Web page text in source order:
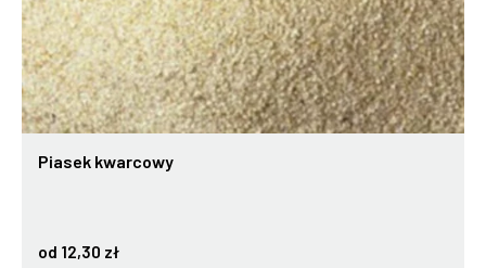
Piasek kwarcowy
od 12,30 zł